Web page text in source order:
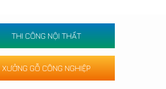
THI CÔNG NỘI THẤT
XƯỞNG GỖ CÔNG NGHIỆP